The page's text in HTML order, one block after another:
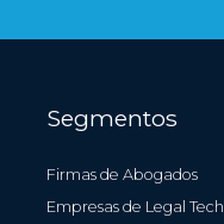
Segmentos
Firmas de Abogados
Empresas de Legal Tech